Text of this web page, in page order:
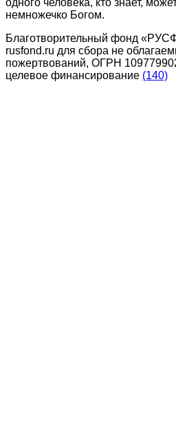
одного человека, кто знает,
немножечко Богом.
Благотворительный фонд
rusfond.ru для сбора не
пожертвований, ОГРН
целевое финансирование (140)